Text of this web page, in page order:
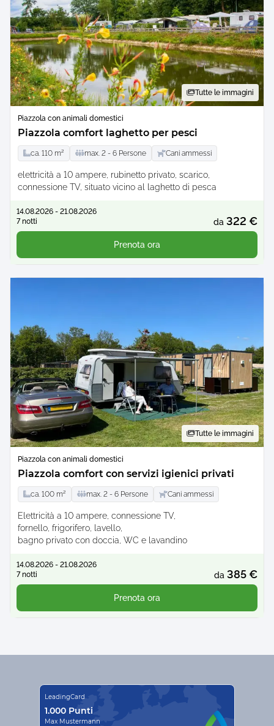
Tutte le immagini
Piazzola con animali domestici
Piazzola comfort laghetto per pesci
ca. 110 m² max. 2 - 6 Persone Cani ammessi
elettricità a 10 ampere rubinetto privato scarico
connessione TV situato vicino al laghetto di pesca
14.08.2026 - 21.08.2026
7 notti
da 322 €
Prenota ora
Tutte le immagini
Piazzola con animali domestici
Piazzola comfort con servizi igienici privati
ca. 100 m² max. 2 - 6 Persone Cani ammessi
Elettricità a 10 ampere connessione TV
fornello, frigorifero, lavello
bagno privato con doccia, WC e lavandino
14.08.2026 - 21.08.2026
7 notti
da 385 €
Prenota ora
LeadingCard
1.000 Punti
Max Mustermann